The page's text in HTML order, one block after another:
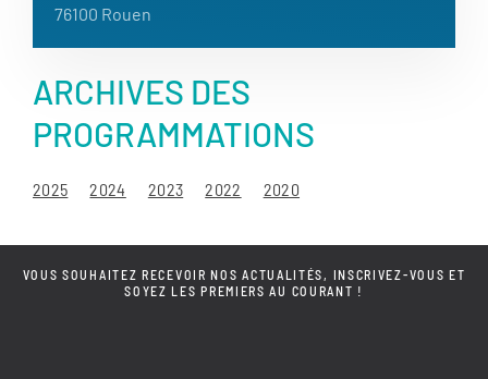
76100 Rouen
ARCHIVES DES
PROGRAMMATIONS
2025 2024 2023 2022 2020
VOUS SOUHAITEZ RECEVOIR NOS ACTUALITÉS, INSCRIVEZ-VOUS ET
SOYEZ LES PREMIERS AU COURANT !